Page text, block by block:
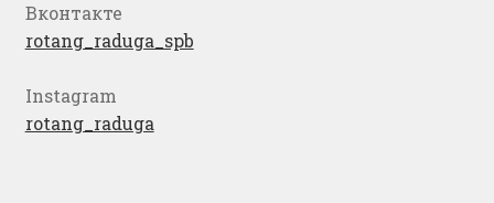
Вконтакте
rotang_raduga_spb
Instagram
rotang_raduga